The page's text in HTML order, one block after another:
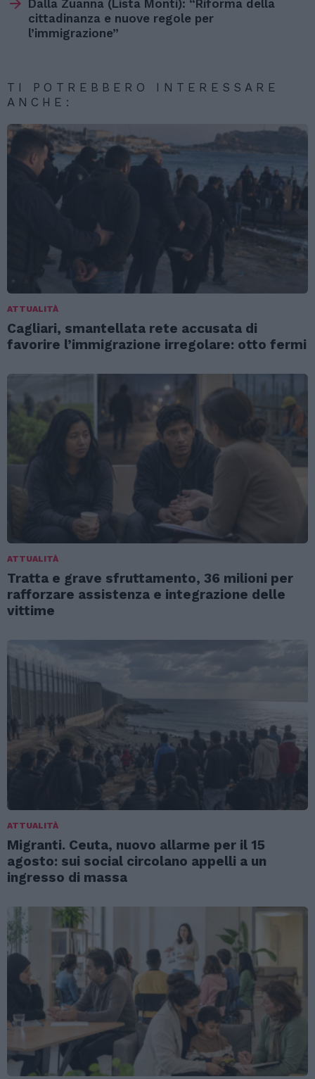
Dalla Zuanna (Lista Monti): “Riforma della
cittadinanza e nuove regole per
l’immigrazione”
TI POTREBBERO INTERESSARE
ANCHE:
ATTUALITÀ
Cagliari, smantellata rete accusata di
favorire l’immigrazione irregolare: otto fermi
ATTUALITÀ
Tratta e grave sfruttamento, 36 milioni per
rafforzare assistenza e integrazione delle
vittime
ATTUALITÀ
Migranti. Ceuta, nuovo allarme per il 15
agosto: sui social circolano appelli a un
ingresso di massa